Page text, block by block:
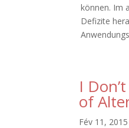
können. Im
Defizite
I
of
Fév 11, 2015